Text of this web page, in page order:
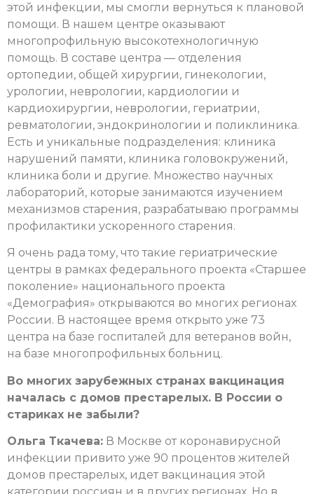
этой инфекции, мы смогли вернуться к плановой
помощи. В нашем центре оказывают
многопрофильную высокотехнологичную
помощь. В составе центра — отделения
ортопедии, общей хирургии, гинекологии,
урологии, неврологии, кардиологии и
кардиохирургии, неврологии, гериатрии,
ревматологии, эндокринологии и поликлиника.
Есть и уникальные подразделения: клиника
нарушений памяти, клиника головокружений,
клиника боли и другие. Множество научных
лабораторий, которые занимаются изучением
механизмов старения, разрабатываю программы
профилактики ускоренного старения.
Я очень рада тому, что такие гериатрические
центры в рамках федерального проекта «Старшее
поколение» национального проекта
«Демография» открываются во многих регионах
России. В настоящее время открыто уже 73
центра на базе госпиталей для ветеранов войн,
на базе многопрофильных больниц.
Во многих зарубежных странах вакцинация
началась с домов престарелых. В России о
стариках не забыли?
Ольга Ткачева: В Москве от коронавирусной
инфекции привито уже 90 процентов жителей
домов престарелых, идет вакцинация этой